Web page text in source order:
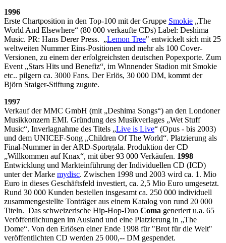
1996
Erste Chartposition in den Top-100 mit der Gruppe Smokie „The
World And Elsewhere“ (80 000 verkaufte CDs) Label: Deshima
Music. PR: Hans Derer Press. „Lemon Tree" entwickelt sich mit 25
weltweiten Nummer Eins-Positionen und mehr als 100 Cover-
Versionen, zu einem der erfolgreichsten deutschen Popexporte. Zum
Event „Stars Hits und Benefiz“, im Winnender Stadion mit Smokie
etc.. pilgern ca. 3000 Fans. Der Erlös, 30 000 DM, kommt der
Björn Staiger-Stiftung zugute.
1997
Verkauf der MMC GmbH (mit „Deshima Songs“) an den Londoner
Musikkonzern EMI. Gründung des Musikverlages „Wet Stuff
Music“, Inverlagnahme des Titels „Live is Live“ (Opus - bis 2003)
und dem UNICEF-Song „Children Of The World“. Platzierung als
Final-Nummer in der ARD-Sportgala. Produktion der CD
„Willkommen auf Knax“, mit über 93 000 Verkäufen. 1998
Entwicklung und Markteinführung der Individuellen CD (ICD)
unter der Marke mydisc. Zwischen 1998 und 2003 wird ca. 1. Mio
Euro in dieses Geschäftsfeld investiert, ca. 2,5 Mio Euro umgesetzt.
Rund 30 000 Kunden bestellen insgesamt ca. 250 000 individuell
zusammengestellte Tonträger aus einem Katalog von rund 20 000
Titeln. Das schweizerische Hip-Hop-Duo Coma generiert u.a. 65
Veröffentlichungen im Ausland und eine Platzierung in „The
Dome“. Von den Erlösen einer Ende 1998 für "Brot für die Welt"
veröffentlichten CD werden 25 000,-- DM gespendet.